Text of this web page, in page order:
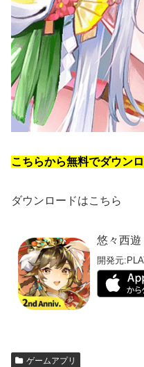
こちらから無料でダウン
ダウンロードはこちら
悠々西遊
開発元:
ゲームアプリ